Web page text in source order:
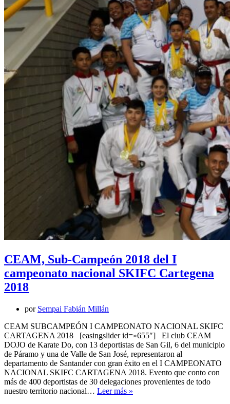
CEAM, Sub-Campeón 2018 del I
campeonato nacional SKIFC Cartegena
2018
por Sempai Fabián Millán
CEAM SUBCAMPEÓN I CAMPEONATO NACIONAL SKIFC
CARTAGENA 2018 [easingslider id=»655″] El club CEAM
DOJO de Karate Do, con 13 deportistas de San Gil, 6 del municipio
de Páramo y una de Valle de San José, representaron al
departamento de Santander con gran éxito en el I CAMPEONATO
NACIONAL SKIFC CARTAGENA 2018. Evento que conto con
más de 400 deportistas de 30 delegaciones provenientes de todo
nuestro territorio nacional… Leer más »